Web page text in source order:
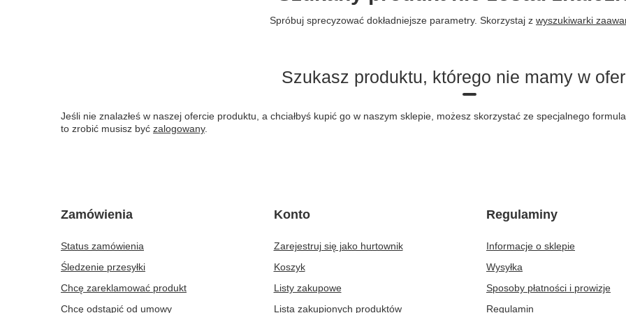
Spróbuj sprecyzować dokładniejsze parametry. Skorzystaj z wyszukiwarki
Szukasz produktu, którego nie mamy w
Jeśli nie znalazłeś w naszej ofercie produktu, a chciałbyś kupić go w naszym sklepie, możesz skorzystać ze specjalnego
to zrobić musisz być zalogowany.
Zamówienia
Status zamówienia
Śledzenie przesyłki
Chcę zareklamować produkt
Chcę odstąpić od umowy
Konto
Zarejestruj się jako hurtownik
Koszyk
Listy zakupowe
Lista zakupionych produktów
Regulaminy
Informacje o sklepie
Wysyłka
Sposoby płatności i prowizje
Regulamin